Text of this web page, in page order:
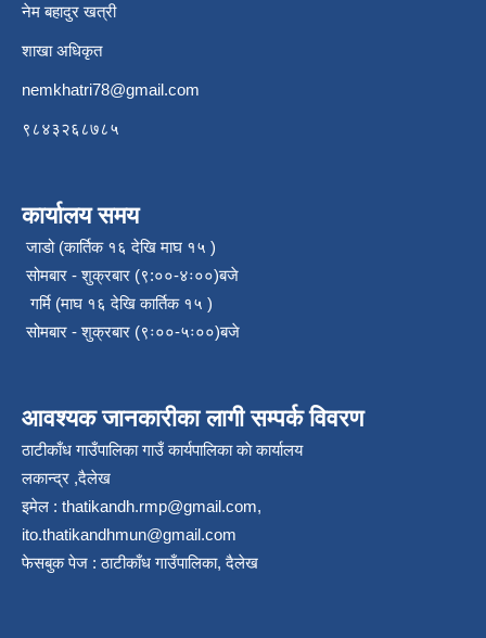
नेम बहादुर खत्री
शाखा अधिकृत
nemkhatri78@gmail.com
९८४३२६८७८५
कार्यालय समय
जाडो (कार्तिक १६ देखि माघ १५ )
सोमबार - शुक्रबार (९:००-४ः००)बजे
गर्मि (माघ १६ देखि कार्तिक १५ )
सोमबार - शुक्रबार (९ः००-५ः००)बजे
आवश्यक जानकारीका लागी सम्पर्क विवरण
ठाटीकाँध गाउँपालिका गाउँ कार्यपालिका काे कार्यालय
लकान्द्र ,दैलेख
इमेल : thatikandh.rmp@gmail.com,
ito.thatikandhmun@gmail.com
फेसबुक पेज : ठाटीकाँध गाउँपालिका, दैलेख